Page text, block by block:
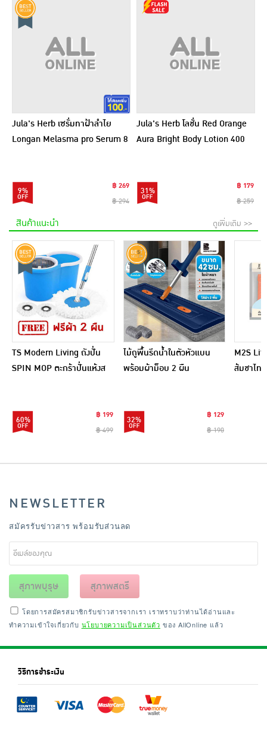
Jula's Herb เซรั่มทาฝ้าลำไย
Longan Melasma pro Serum 8
9%
฿ 269
฿ 294
Jula's Herb โลชั่น Red Orange
Aura Bright Body Lotion 400
31%
฿ 179
฿ 259
สินค้าแนะนำ ดูเพิ่มเติม >>
TS Modern Living ถังปั่น
SPIN MOP ตะกร้าปั่นแห้งส
60%
฿ 199
฿ 499
ไม้ถูพื้นรีดน้ำในตัวหัวแบน
พร้อมผ้าม็อบ 2 ผืน
32%
฿ 129
฿ 190
M2S
ส้มชาไท
NEWSLETTER
สมัครรับข่าวสาร พร้อมรับส่วนลด
สุภาพบุรุษ สุภาพสตรี
โดยการสมัครสมาชิกรับข่าวสารจากเรา เราทราบว่าท่านได้อ่านและ
ทำความเข้าใจเกี่ยวกับ นโยบายความเป็นส่วนตัว ของ AllOnline แล้ว
วิธีการชำระเงิน